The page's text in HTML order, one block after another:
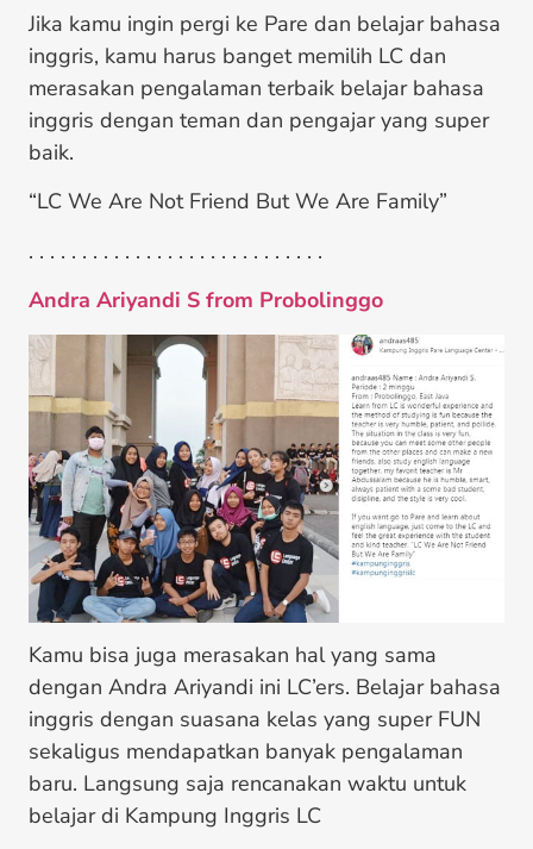
Jika kamu ingin pergi ke Pare dan belajar bahasa
inggris, kamu harus banget memilih LC dan
merasakan pengalaman terbaik belajar bahasa
inggris dengan teman dan pengajar yang super
baik.
“LC We Are Not Friend But We Are Family”
. . . . . . . . . . . . . . . . . . . . . . . . . . . .
Andra Ariyandi S from Probolinggo
Kamu bisa juga merasakan hal yang sama
dengan Andra Ariyandi ini LC’ers. Belajar bahasa
inggris dengan suasana kelas yang super FUN
sekaligus mendapatkan banyak pengalaman
baru. Langsung saja rencanakan waktu untuk
belajar di Kampung Inggris LC